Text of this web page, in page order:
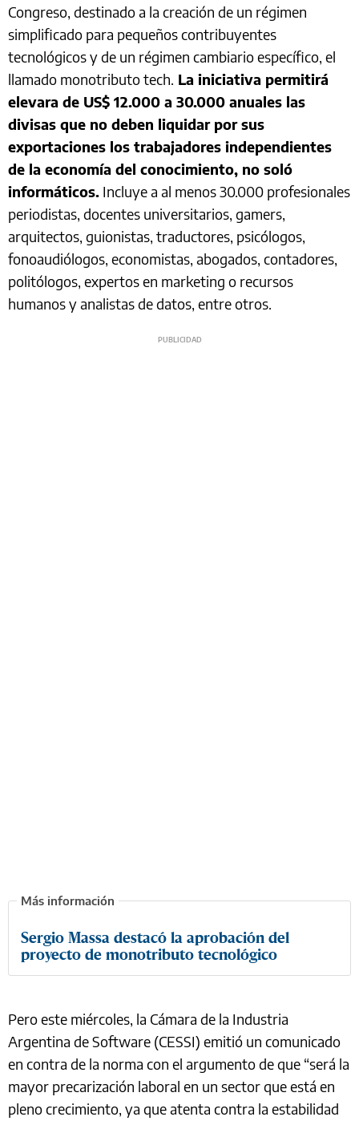
Congreso, destinado a la creación de un régimen
simplificado para pequeños contribuyentes
tecnológicos y de un régimen cambiario específico, el
llamado monotributo tech. La iniciativa permitirá
elevara de US$ 12.000 a 30.000 anuales las
divisas que no deben liquidar por sus
exportaciones los trabajadores independientes
de la economía del conocimiento, no soló
informáticos. Incluye a al menos 30.000 profesionales
periodistas, docentes universitarios, gamers,
arquitectos, guionistas, traductores, psicólogos,
fonoaudiólogos, economistas, abogados, contadores,
politólogos, expertos en marketing o recursos
humanos y analistas de datos, entre otros.
Sergio Massa destacó la aprobación del
proyecto de monotributo tecnológico
Pero este miércoles, la Cámara de la Industria
Argentina de Software (CESSI) emitió un comunicado
en contra de la norma con el argumento de que “será la
mayor precarización laboral en un sector que está en
pleno crecimiento, ya que atenta contra la estabilidad